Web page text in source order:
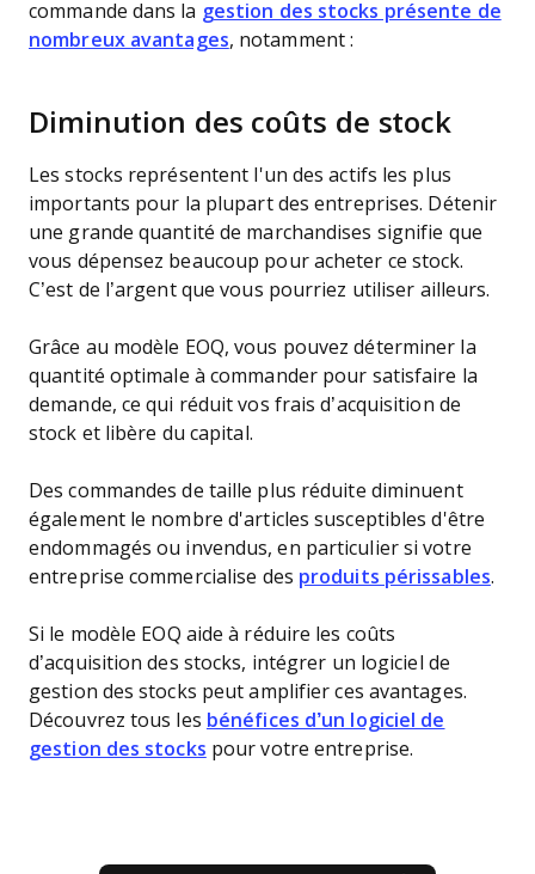
commande dans la gestion des stocks présente de
nombreux avantages, notamment :
Diminution des coûts de stock
Les stocks représentent l'un des actifs les plus
importants pour la plupart des entreprises. Détenir
une grande quantité de marchandises signifie que
vous dépensez beaucoup pour acheter ce stock.
C’est de l’argent que vous pourriez utiliser ailleurs.
Grâce au modèle EOQ, vous pouvez déterminer la
quantité optimale à commander pour satisfaire la
demande, ce qui réduit vos frais d’acquisition de
stock et libère du capital.
Des commandes de taille plus réduite diminuent
également le nombre d'articles susceptibles d'être
endommagés ou invendus, en particulier si votre
entreprise commercialise des produits périssables.
Si le modèle EOQ aide à réduire les coûts
d’acquisition des stocks, intégrer un logiciel de
gestion des stocks peut amplifier ces avantages.
Découvrez tous les bénéfices d’un logiciel de
gestion des stocks pour votre entreprise.